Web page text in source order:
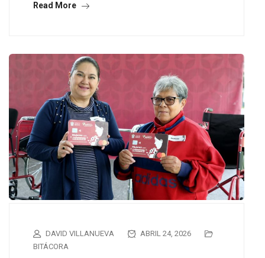
Read More
DAVID VILLANUEVA
ABRIL 24, 2026
BITÁCORA